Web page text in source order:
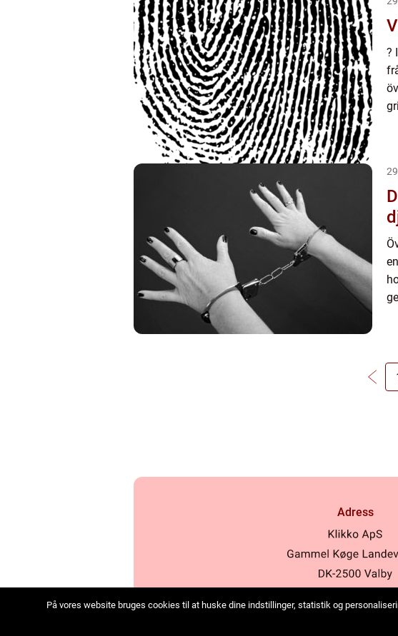
?
Adress
web:
På vores website bruges cookies til at huske dine indstillinger, statistik og